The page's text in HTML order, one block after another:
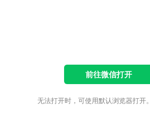
前往微信打开
无法打开时，可使用默认浏览器打开。